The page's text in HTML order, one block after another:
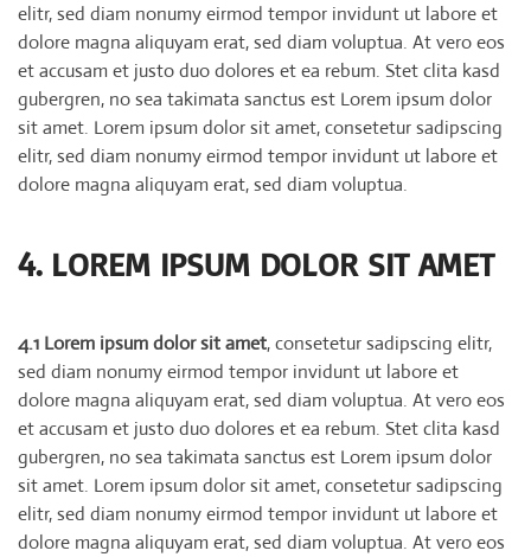
elitr, sed diam nonumy eirmod tempor invidunt ut labore et
dolore magna aliquyam erat, sed diam voluptua. At vero eos
et accusam et justo duo dolores et ea rebum. Stet clita kasd
gubergren, no sea takimata sanctus est Lorem ipsum dolor
sit amet. Lorem ipsum dolor sit amet, consetetur sadipscing
elitr, sed diam nonumy eirmod tempor invidunt ut labore et
dolore magna aliquyam erat, sed diam voluptua.
4. LOREM IPSUM DOLOR SIT AMET
4.1 Lorem ipsum dolor sit amet, consetetur sadipscing elitr,
sed diam nonumy eirmod tempor invidunt ut labore et
dolore magna aliquyam erat, sed diam voluptua. At vero eos
et accusam et justo duo dolores et ea rebum. Stet clita kasd
gubergren, no sea takimata sanctus est Lorem ipsum dolor
sit amet. Lorem ipsum dolor sit amet, consetetur sadipscing
elitr, sed diam nonumy eirmod tempor invidunt ut labore et
dolore magna aliquyam erat, sed diam voluptua. At vero eos